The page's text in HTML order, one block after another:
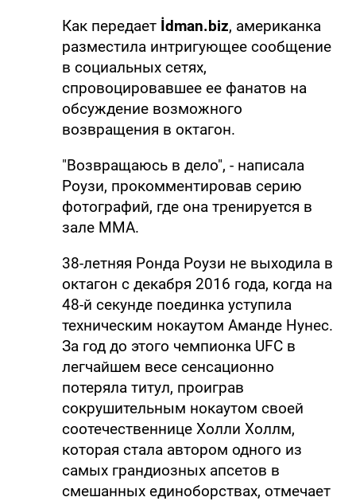
Как передает İdman.biz, американка
разместила интригующее сообщение
в социальных сетях,
спровоцировавшее ее фанатов на
обсуждение возможного
возвращения в октагон.
"Возвращаюсь в дело", - написала
Роузи, прокомментировав серию
фотографий, где она тренируется в
зале ММА.
38-летняя Ронда Роузи не выходила в
октагон с декабря 2016 года, когда на
48-й секунде поединка уступила
техническим нокаутом Аманде Нунес.
За год до этого чемпионка UFC в
легчайшем весе сенсационно
потеряла титул, проиграв
сокрушительным нокаутом своей
соотечественнице Холли Холлм,
которая стала автором одного из
самых грандиозных апсетов в
смешанных единоборствах, отмечает